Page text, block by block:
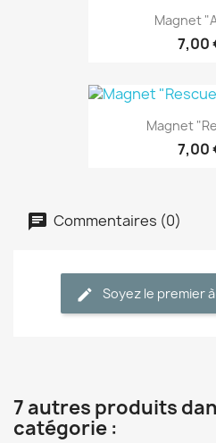
Magnet
7,00
Magnet
7,00
Commentaires (0)
Soyez le premier
7 autres produits
catégorie :